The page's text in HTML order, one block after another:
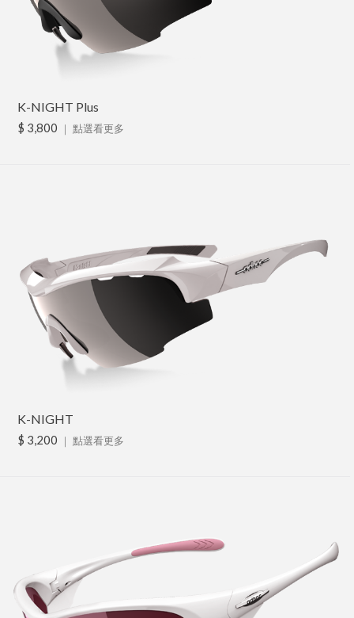
K-NIGHT Plus
$ 3,800 ｜ 點選看更多
K-NIGHT
$ 3,200 ｜ 點選看更多